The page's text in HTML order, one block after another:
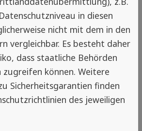
bieten nicht nur Schutz vor
auch den Erhalt von frischer
zur Umweltschonung bei. Es
in die Gesundheit
Sommer ohne
in diesen
nicht mit dem in den
vergleichbar. Es besteht daher
dass staatliche Behörden
können. Weitere
Sicherheitsgarantien finden
des jeweiligen